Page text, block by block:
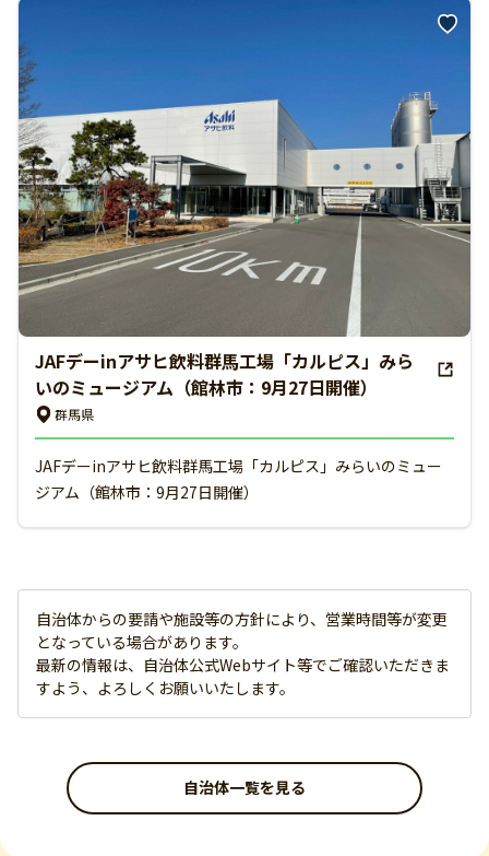
JAFデーinアサヒ飲料群馬工場「カルピス」みら
いのミュージアム（館林市：9月27日開催）
群馬県
JAFデーinアサヒ飲料群馬工場「カルピス」みらいのミュー
ジアム（館林市：9月27日開催）
自治体からの要請や施設等の方針により、営業時間等が変更
となっている場合があります。
最新の情報は、自治体公式Webサイト等でご確認いただきま
すよう、よろしくお願いいたします。
自治体一覧を見る